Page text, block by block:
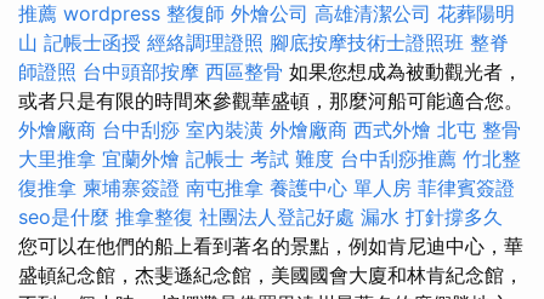
推薦 wordpress 整復師 外燴公司 高雄清潔公司 花葬陽明
山 記帳士函授 經絡調理證照 腳底按摩技術士證照班 整脊
師證照 台中頭部按摩 西區整骨 如果您想成為被動觀光者，
或者只是有限的時間來參觀華盛頓，那麼河船可能適合您。
外燴廠商 台中刮痧 室內裝潢 外燴廠商 西式外燴 北屯 整骨
大里推拿 宜蘭外燴 記帳士 考試 難度 台中刮痧推薦 竹北整
復推拿 柬埔寨簽證 南屯推拿 養護中心 單人房 菲律賓簽證
seo是什麼 推拿整復 社團法人登記好處 漏水 打針撐多久
您可以在他們的船上看到著名的景點，例如肯尼迪中心，華
盛頓紀念館，杰斐遜紀念館，美國國會大廈和林肯紀念館，